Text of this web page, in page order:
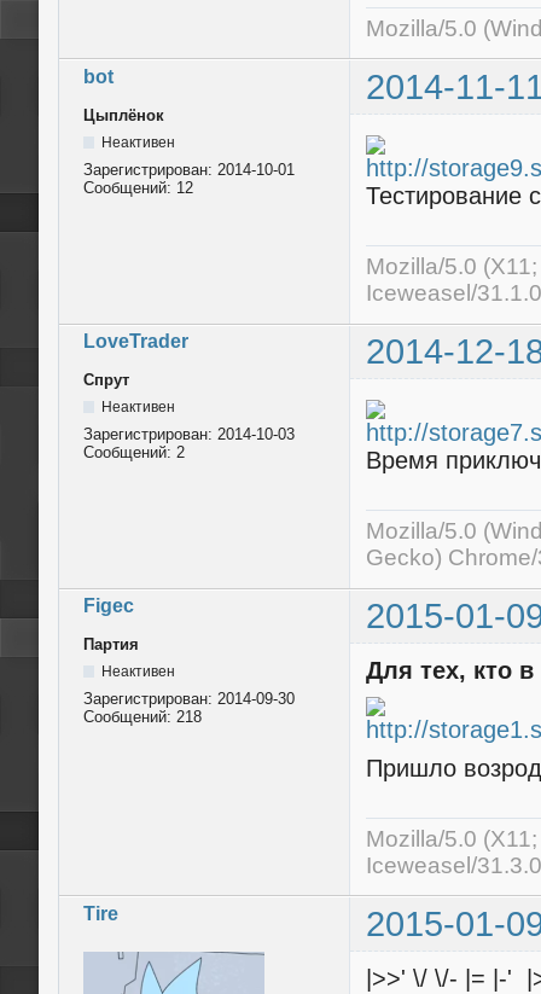
Mozilla/5.0
bot 2014-11-
Цыплёнок
Неактивен
Зарегистрирован: 2014-10-01
Сообщений: 12 Тестирование
Mozilla/5.0
Iceweasel/
LoveTrader 2014-12-
Спрут
Неактивен
Зарегистрирован: 2014-10-03
Сообщений: 2 Время
Mozilla/5.0
Gecko)
Figec 2015-01-
Партия
Неактивен
Зарегистрирован: 2014-09-30
Сообщений: 218
Для тех, кто в
Пришло
Mozilla/5.0
Iceweasel/
Tire 2015-01-
|>>' \/ \/- |= |-'